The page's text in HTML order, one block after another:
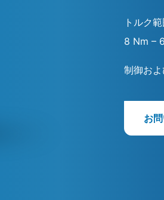
トルク
8 Nm –
制御お
お